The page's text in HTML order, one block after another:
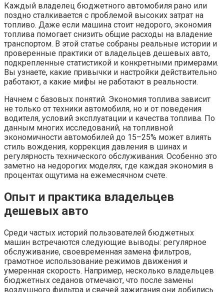
Каждый владелец бюджетного автомобиля рано или
поздно сталкивается с проблемой высоких затрат на
топливо. Даже если машина стоит недорого, экономия
топлива помогает снизить общие расходы на владение
транспортом. В этой статье собраны реальные истории и
проверенные практики от владельцев дешевых авто,
подкрепленные статистикой и конкретными примерами.
Вы узнаете, какие привычки и настройки действительно
работают, а какие мифы не работают в реальности.
Начнем с базовых понятий. Экономия топлива зависит
не только от техники автомобиля, но и от поведения
водителя, условий эксплуатации и качества топлива. По
данным многих исследований, на топливной
экономичности автомобилей до 15–25% может влиять
стиль вождения, коррекция давления в шинах и
регулярность технического обслуживания. Особенно это
заметно на недорогих моделях, где каждая экономия в
процентах ощутима на ежемесячном счете.
Опыт и практика владельцев
дешевых авто
Среди частых историй пользователей бюджетных
машин встречаются следующие выводы: регулярное
обслуживание, своевременная замена фильтров,
грамотное использование режимов движения и
умеренная скорость. Например, несколько владельцев
бюджетных седанов отмечают, что после замены
воздушного фильтра и свечей зажигания они добились